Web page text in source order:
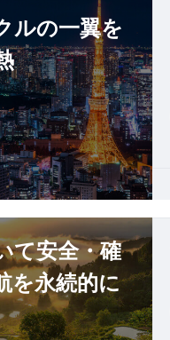
ルの一翼を
て安全・確
を永続的に